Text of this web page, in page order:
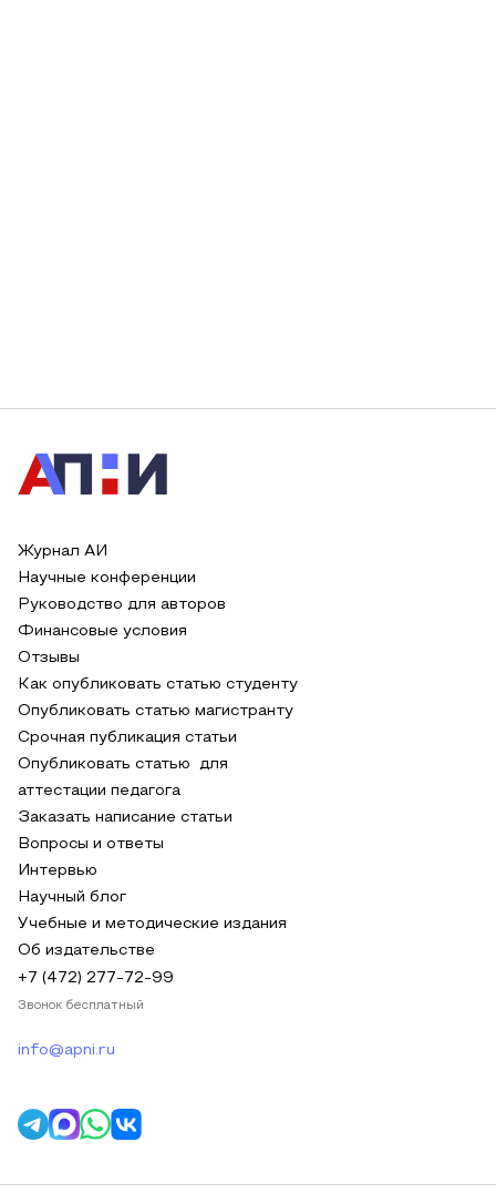
Журнал АИ
Научные конференции
Руководство для авторов
Финансовые условия
Отзывы
Как опубликовать статью студенту
Опубликовать статью магистранту
Срочная публикация статьи
Опубликовать статью для
аттестации педагога
Заказать написание статьи
Вопросы и ответы
Интервью
Научный блог
Учебные и методические издания
Об издательстве
+7 (472) 277-72-99
Звонок бесплатный
info@apni.ru